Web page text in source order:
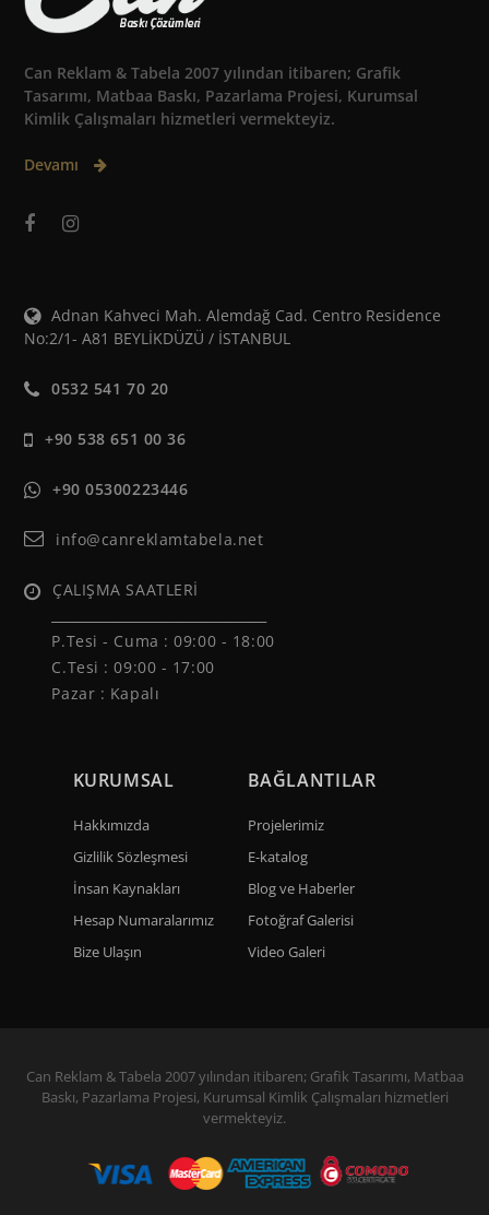
Can Reklam & Tabela 2007 yılından itibaren; Grafik
Tasarımı, Matbaa Baskı, Pazarlama Projesi, Kurumsal
Kimlik Çalışmaları hizmetleri vermekteyiz.
Devamı
Adnan Kahveci Mah. Alemdağ Cad. Centro Residence
No:2/1- A81 BEYLİKDÜZÜ / İSTANBUL
0532 541 70 20
+90 538 651 00 36
+90 05300223446
info@canreklamtabela.net
ÇALIŞMA SAATLERİ
P.Tesi - Cuma : 09:00 - 18:00
C.Tesi : 09:00 - 17:00
Pazar : Kapalı
KURUMSAL
Hakkımızda
Gizlilik Sözleşmesi
İnsan Kaynakları
Hesap Numaralarımız
Bize Ulaşın
BAĞLANTILAR
Projelerimiz
E-katalog
Blog ve Haberler
Fotoğraf Galerisi
Video Galeri
Can Reklam & Tabela 2007 yılından itibaren; Grafik Tasarımı, Matbaa
Baskı, Pazarlama Projesi, Kurumsal Kimlik Çalışmaları hizmetleri
vermekteyiz.